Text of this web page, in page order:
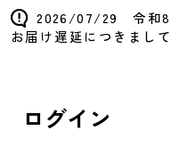
2026/07/29 令和8
お届け遅延につきまして
ログイン